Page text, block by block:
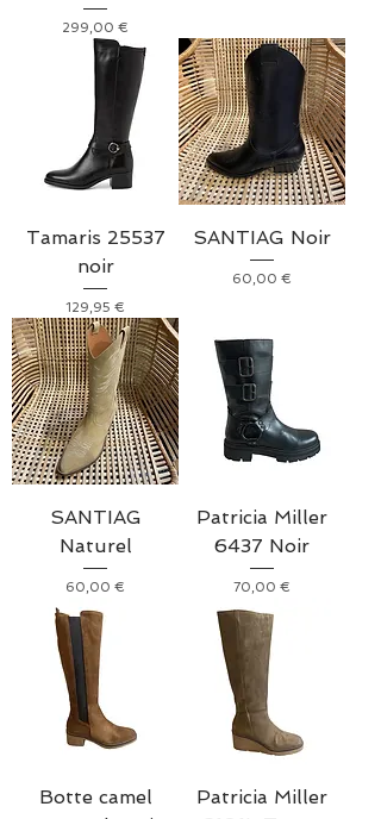
Prix
299,00 €
Tamaris 25537
noir
Prix
129,95 €
SANTIAG Noir
Prix
60,00 €
SANTIAG
Naturel
Prix
60,00 €
Patricia Miller
6437 Noir
Prix
70,00 €
Botte camel
Patricia Miller